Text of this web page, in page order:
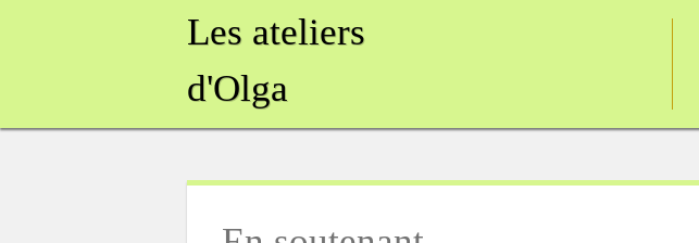
Les ateliers
d'Olga